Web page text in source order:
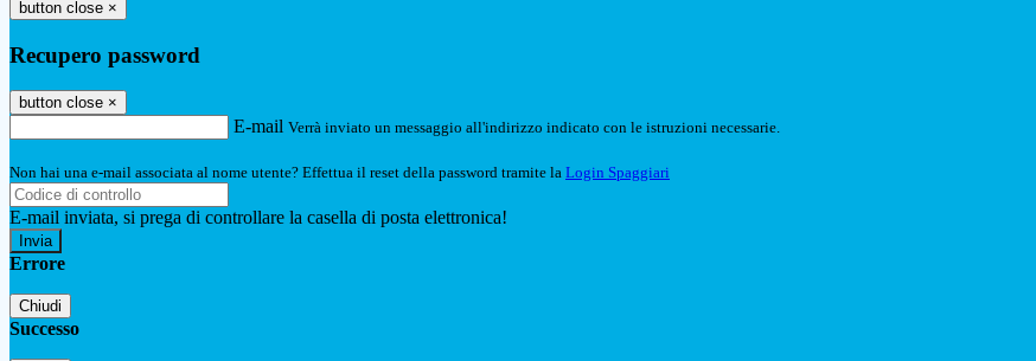
button close ×
Recupero password
button close ×
E-mail Verrà inviato un messaggio all'indirizzo indicato con le istruzioni necessarie.
Non hai una e-mail associata al nome utente? Effettua il reset della password tramite la Login Spaggiari
E-mail inviata, si prega di controllare la casella di posta elettronica!
Errore
Chiudi
Successo